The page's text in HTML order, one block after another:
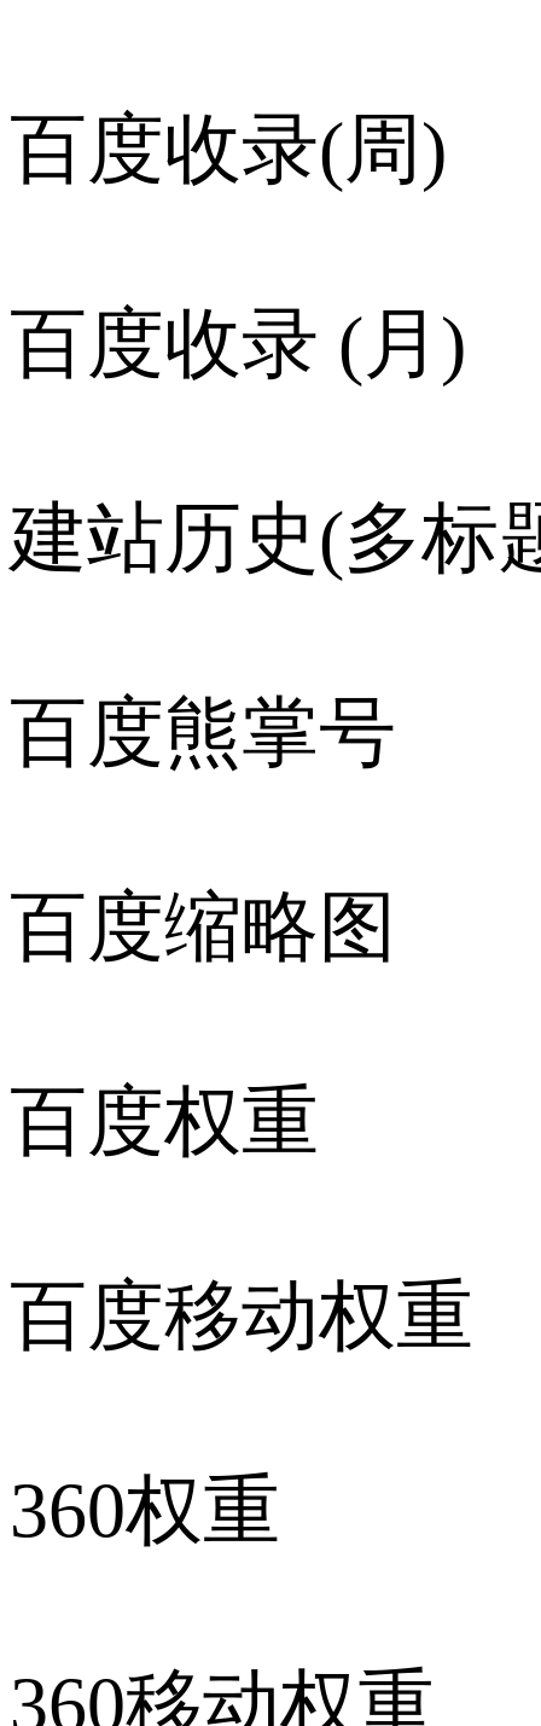
百度收录(周)
百度收录 (月)
建站历史(多标
百度熊掌号
百度缩略图
百度权重
百度移动权重
360权重
360移动权重